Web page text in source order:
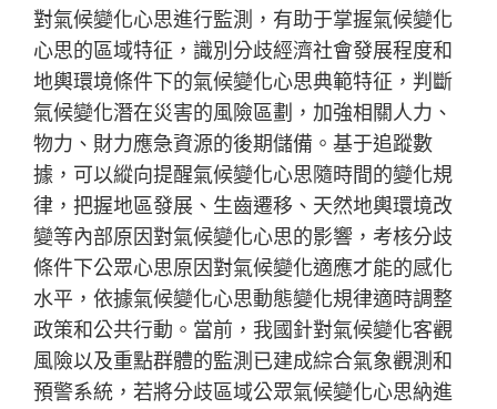
對氣候變化心思進行監測，有助于掌握氣候變化
心思的區域特征，識別分歧經濟社會發展程度和
地輿環境條件下的氣候變化心思典範特征，判斷
氣候變化潛在災害的風險區劃，加強相關人力、
物力、財力應急資源的後期儲備。基于追蹤數
據，可以縱向提醒氣候變化心思隨時間的變化規
律，把握地區發展、生齒遷移、天然地輿環境改
變等內部原因對氣候變化心思的影響，考核分歧
條件下公眾心思原因對氣候變化適應才能的感化
水平，依據氣候變化心思動態變化規律適時調整
政策和公共行動。當前，我國針對氣候變化客觀
風險以及重點群體的監測已建成綜合氣象觀測和
預警系統，若將分歧區域公眾氣候變化心思納進